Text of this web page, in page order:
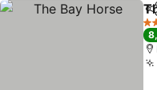
3